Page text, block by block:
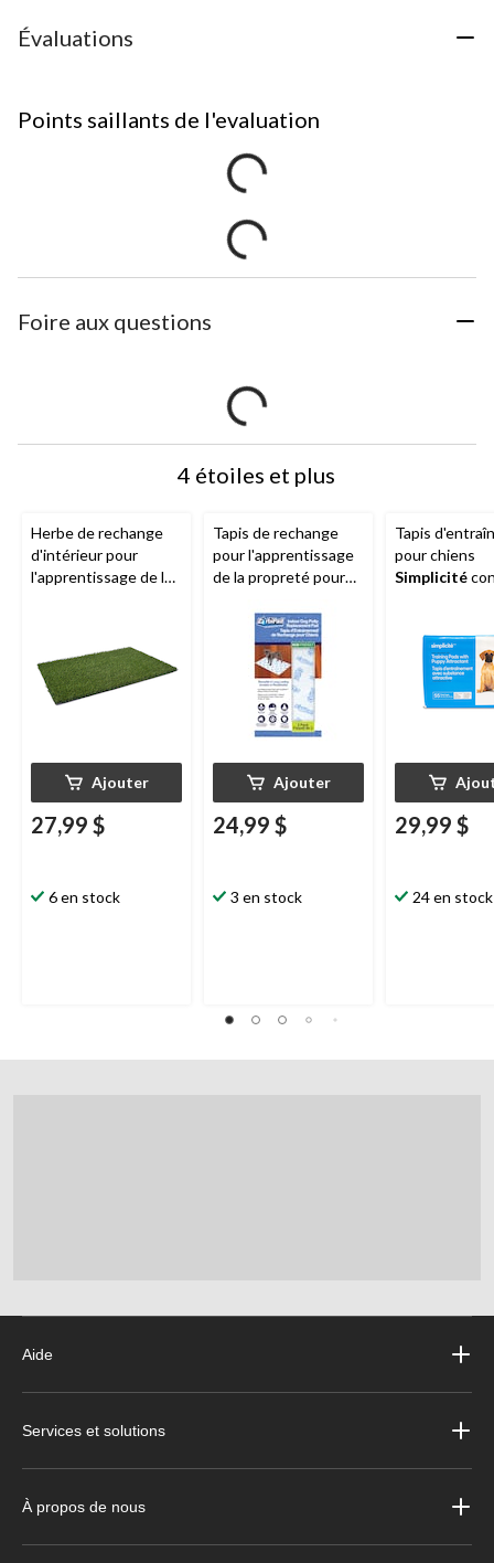
Évaluations
Points saillants de l'evaluation
Foire aux questions
4 étoiles et plus
Herbe de rechange
d'intérieur pour
l'apprentissage de la
Ajouter
27,99 $
6 en stock
Tapis de rechange
pour l'apprentissage
de la propreté pour
Indoor, lavable, 16 x
24 po, paq. 2
Ajouter
24,99 $
3 en stock
Tapis
pour chiens
Simplicité
29,99 $
24 en stock
Aide
Services et solutions
À propos de nous